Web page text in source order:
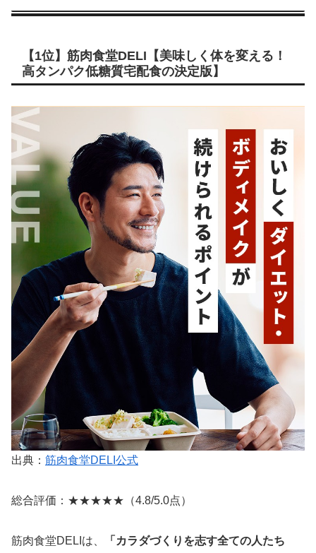
【1位】筋肉食堂DELI【美味しく体を変える！
高タンパク低糖質宅配食の決定版】
出典： 筋肉食堂DELI公式
総合評価：★★★★★（4.8/5.0点）
筋肉食堂DELIは、
「カラダづくりを志す全ての人たち